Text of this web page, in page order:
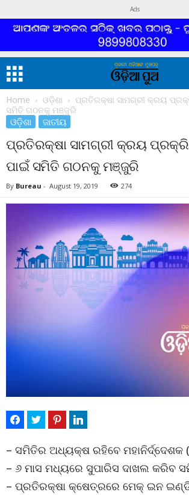
Ads
Home ଓଡ଼ିଶା
ପ୍ରତିରକ୍ଷା ସାମଗ୍ରୀ କ୍ରୟ
ସମିତି ଗଠନକୁ ମଞ୍ଜୁରି
ଓଡ଼ିଶା ଜାତୀୟ
ପ୍ରତିରକ୍ଷା ସାମଗ୍ରୀ କ୍ରୟ
ପାଇଁ ସମିତି ଗଠନକୁ ମଞ୍ଜୁରି
By Bureau - August 19, 2019 274
– ସମିତିର ଅଧ୍ୟକ୍ଷ ରହିବେ
– ୬ ମାସ ମଧ୍ୟରେ ସୁପାରିସ ଦାଖଲ କରିବ
– ପ୍ରତିରକ୍ଷା କ୍ଷେତ୍ରରେ ମେକ୍ ଇନ